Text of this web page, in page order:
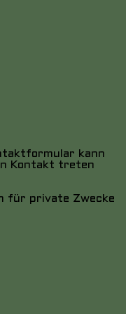
kann
Kontakt treten
für private Zwecke